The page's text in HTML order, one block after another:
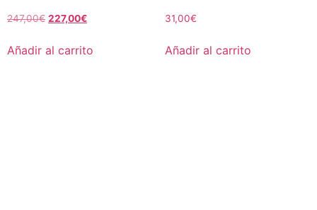
247,00€ 227,00€
Añadir al carrito
31,00€
Añadir al carrito